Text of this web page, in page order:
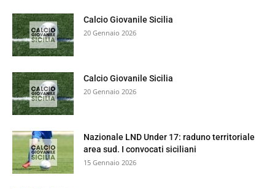
Calcio Giovanile Sicilia
20 Gennaio 2026
Calcio Giovanile Sicilia
20 Gennaio 2026
Nazionale LND Under 17: raduno territoriale
area sud. I convocati siciliani
15 Gennaio 2026